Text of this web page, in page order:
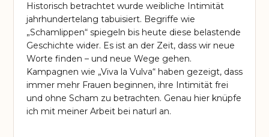
Historisch betrachtet wurde weibliche Intimität
jahrhundertelang tabuisiert. Begriffe wie
„Schamlippen“ spiegeln bis heute diese belastende
Geschichte wider. Es ist an der Zeit, dass wir neue
Worte finden – und neue Wege gehen.
Kampagnen wie „Viva la Vulva“ haben gezeigt, dass
immer mehr Frauen beginnen, ihre Intimität frei
und ohne Scham zu betrachten. Genau hier knüpfe
ich mit meiner Arbeit bei naturl an.